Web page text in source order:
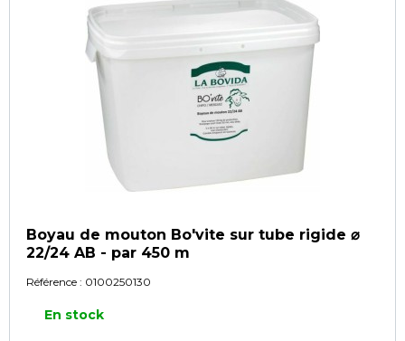
Boyau de mouton Bo'vite sur tube rigide ⌀
22/24 AB - par 450 m
Référence : 0100250130
En stock